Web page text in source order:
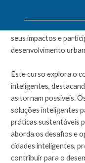
Descobre como
seus impactos e
desenvolvimento
Este curso explora o
inteligentes,
as tornam possíveis.
soluções inteligentes
práticas sustentáveis
aborda os desafios e
cidades inteligentes,
contribuir para o